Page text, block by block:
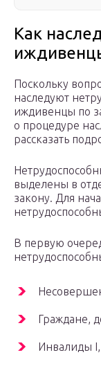
Как
Поскольку
наследуют
иждивенцы по
о процедуре
рассказать
выделены в
закону. Для
В первую
Граждане,
Инвалиды